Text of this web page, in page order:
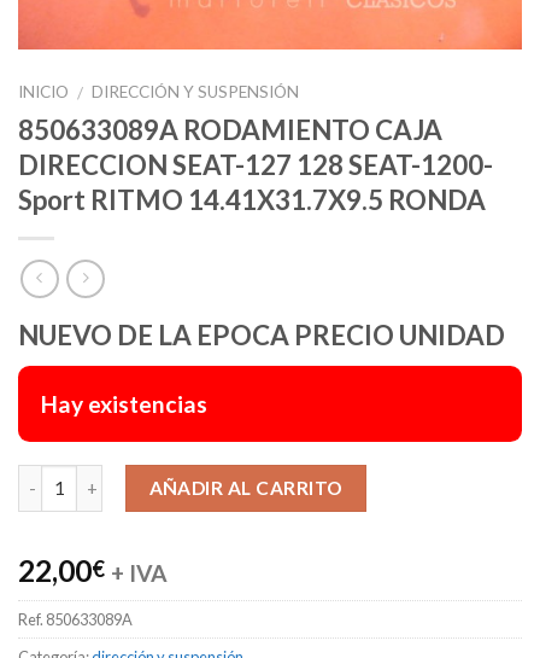
INICIO / DIRECCIÓN Y SUSPENSIÓN
850633089A RODAMIENTO CAJA
DIRECCION SEAT-127 128 SEAT-1200-
Sport RITMO 14.41X31.7X9.5 RONDA
NUEVO DE LA EPOCA PRECIO UNIDAD
Hay existencias
AÑADIR AL CARRITO
22,00€ + IVA
Ref. 850633089A